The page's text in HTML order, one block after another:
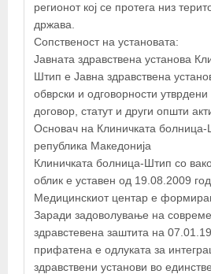
регионот кој се протега низ
држава.
Сопственост на установата:
Јавната здравствена установа
Штип е Јавна здравствена
обврски и одговорности утврдени
договор, статут и други општи
Основач на Клиничката
република Македонија
Клиничката болница-Штип со
облик е уставен од 19.08.2009 год.
Медицинскиот центар е
Заради задоволување на
здравстевена заштита на
прифатена е одлуката за
здравствени установи во